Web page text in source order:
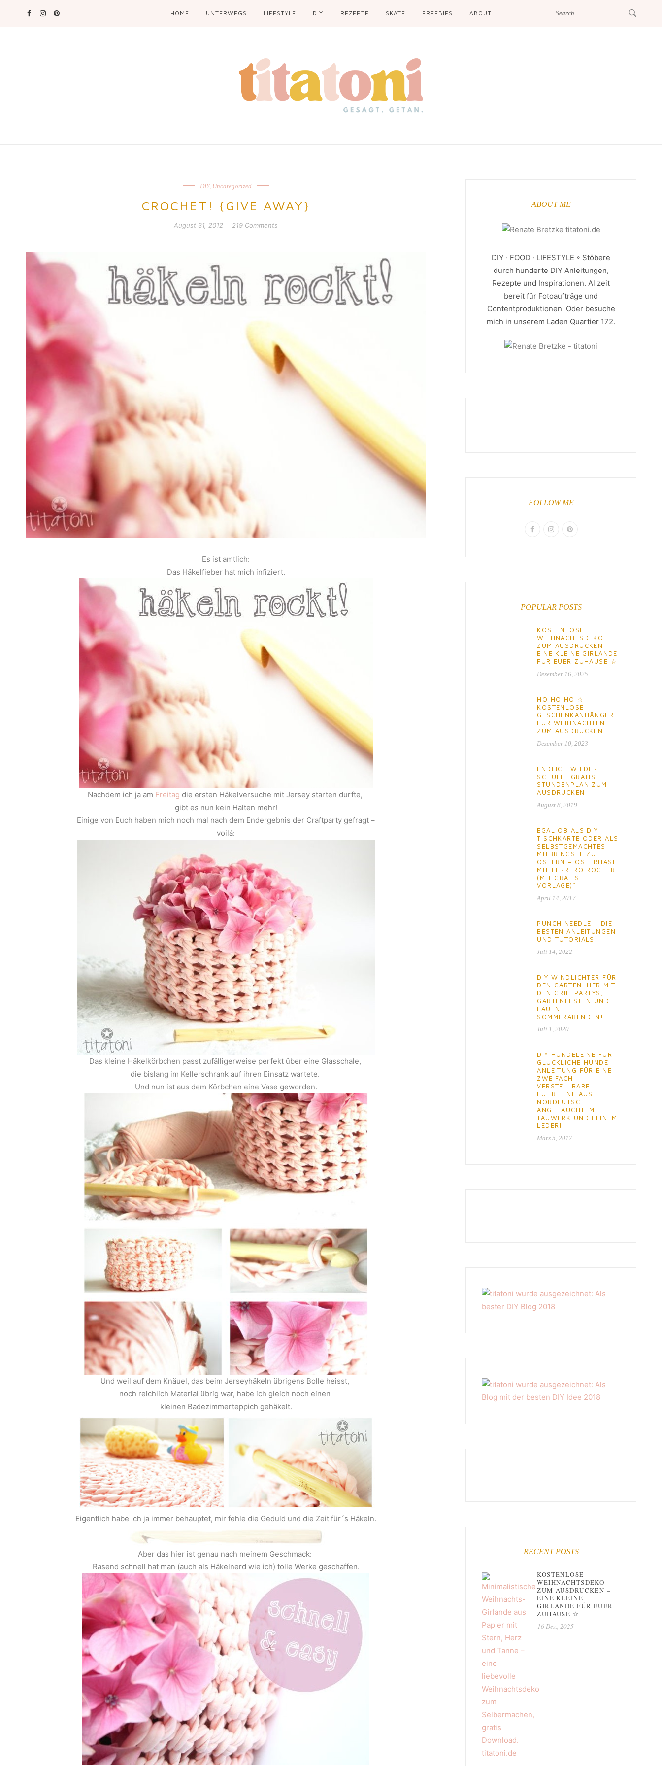
HOME UNTERWEGS LIFESTYLE DIY REZEPTE SKATE FREEBIES ABOUT
DIY, Uncategorized
CROCHET! {GIVE AWAY}
August 31, 2012 219 Comments
Es ist amtlich:
Das Häkelfieber hat mich infiziert.
Nachdem ich ja am Freitag die ersten Häkelversuche mit Jersey starten durfte,
gibt es nun kein Halten mehr!
Einige von Euch haben mich noch mal nach dem Endergebnis der Craftparty gefragt –
voilá:
Das kleine Häkelkörbchen passt zufälligerweise perfekt über eine Glasschale,
die bislang im Kellerschrank auf ihren Einsatz wartete.
Und nun ist aus dem Körbchen eine Vase geworden.
Und weil auf dem Knäuel, das beim Jerseyhäkeln übrigens Bolle heisst,
noch reichlich Material übrig war, habe ich gleich noch einen
kleinen Badezimmerteppich gehäkelt.
Eigentlich habe ich ja immer behauptet, mir fehle die Geduld und die Zeit für´s Häkeln.
Aber das hier ist genau nach meinem Geschmack:
Rasend schnell hat man (auch als Häkelnerd wie ich) tolle Werke geschaffen.
ABOUT ME
DIY · FOOD · LIFESTYLE ◦ Stöbere
durch hunderte DIY Anleitungen,
Rezepte und Inspirationen. Allzeit
bereit für Fotoaufträge und
Contentproduktionen. Oder besuche
mich in unserem Laden Quartier 172.
FOLLOW ME
POPULAR POSTS
KOSTENLOSE
WEIHNACHTSDEKO
ZUM AUSDRUCKEN –
EINE KLEINE GIRLANDE
FÜR EUER ZUHAUSE ☆
Dezember 16, 2025
HO HO HO ☆
KOSTENLOSE
GESCHENKANHÄNGER
FÜR WEIHNACHTEN
ZUM AUSDRUCKEN.
Dezember 10, 2023
ENDLICH WIEDER
SCHULE: GRATIS
STUNDENPLAN ZUM
AUSDRUCKEN.
August 8, 2019
EGAL OB ALS DIY
TISCHKARTE ODER ALS
SELBSTGEMACHTES
MITBRINGSEL ZU
OSTERN – OSTERHASE
MIT FERRERO ROCHER
(MIT GRATIS-
VORLAGE)*
April 14, 2017
PUNCH NEEDLE – DIE
BESTEN ANLEITUNGEN
UND TUTORIALS
Juli 14, 2022
DIY WINDLICHTER FÜR
DEN GARTEN. HER MIT
DEN GRILLPARTYS,
GARTENFESTEN UND
LAUEN
SOMMERABENDEN!
Juli 1, 2020
DIY HUNDELEINE FÜR
GLÜCKLICHE HUNDE –
ANLEITUNG FÜR EINE
ZWEIFACH
VERSTELLBARE
FÜHRLEINE AUS
NORDEUTSCH
ANGEHAUCHTEM
TAUWERK UND FEINEM
LEDER!
März 5, 2017
RECENT POSTS
KOSTENLOSE
WEIHNACHTSDEKO
ZUM AUSDRUCKEN –
EINE KLEINE
GIRLANDE FÜR EUER
ZUHAUSE ☆
16 Dez., 2025